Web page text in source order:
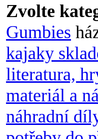
Zvolte
Gumbies
kajaky
literatura,
materiál a
náhradní